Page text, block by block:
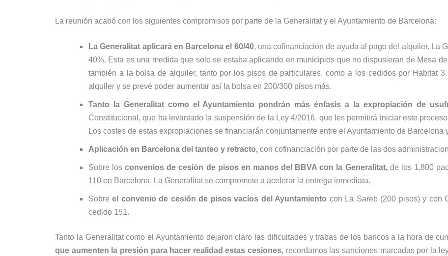
La reunión acabó con los siguientes compromisos por parte de la Generalitat y el Ayuntamiento de Barcelona:
La Generalitat aplicará en Barcelona el 60/40, una cofinanciación de ayuda al pago del alquiler. La
40%. Esta es una medida que solo se estaba aplicando en municipios que no dispusieran de Mesa
también a la bolsa de alquiler, tanto por los pisos de particulares, como a los cedidos por Habitat
alquiler y se prevé poder aumentar así la bolsa en 200/300 pisos más.
Tanto la Generalitat como el Ayuntamiento pondrán más énfasis a la expropiación de
Constitucional, que ha levantado la suspensión de la Ley 4/2016, que les permitirá iniciar este
Los costes de estas expropiaciones se financiarán conjuntamente entre el Ayuntamiento de Barcelona
Aplicación en Barcelona del tanteo y retracto, con cofinanciación por parte de las dos
Sobre losconvenios de cesión de pisos en manos del BBVA con la Generalitat,de los 1.800
110 en Barcelona. La Generalitat se compromete a acelerar la entrega inmediata.
Sobreel convenio de cesión de pisos vacíos del Ayuntamiento con La Sareb (200 pisos) y con
cedido 151.
Tanto la Generalitat como el Ayuntamiento dejaron claro las dificultades y trabas de los bancos a la hora de
que aumenten la presión para hacer realidad estas cesiones, recordamos las sanciones marcadas por la